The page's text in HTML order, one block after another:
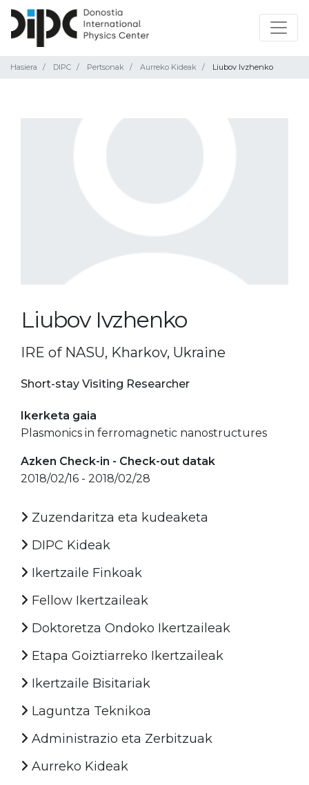
Hasiera DIPC Pertsonak Aurreko Kideak Liubov Ivzhenko
Liubov Ivzhenko
IRE of NASU, Kharkov, Ukraine
Short-stay Visiting Researcher
Ikerketa gaia
Plasmonics in ferromagnetic nanostructures
Azken Check-in - Check-out datak
2018/02/16 - 2018/02/28
Zuzendaritza eta kudeaketa
DIPC Kideak
Ikertzaile Finkoak
Fellow Ikertzaileak
Doktoretza Ondoko Ikertzaileak
Etapa Goiztiarreko Ikertzaileak
Ikertzaile Bisitariak
Laguntza Teknikoa
Administrazio eta Zerbitzuak
Aurreko Kideak